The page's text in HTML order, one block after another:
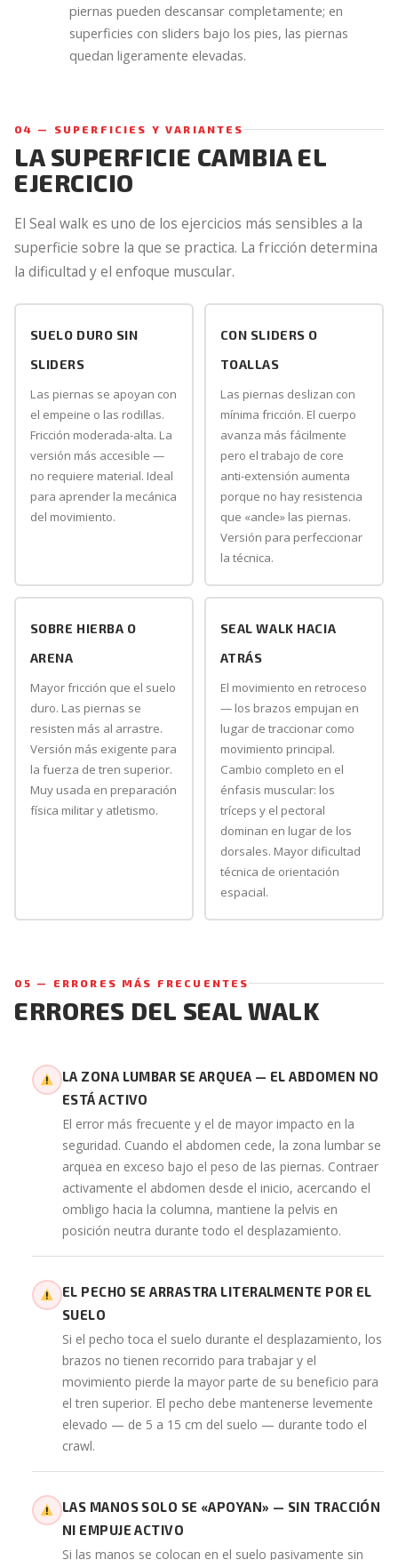
piernas pueden descansar completamente; en
superficies con sliders bajo los pies, las piernas
quedan ligeramente elevadas.
04 — SUPERFICIES Y VARIANTES
LA SUPERFICIE CAMBIA EL
EJERCICIO
El Seal walk es uno de los ejercicios más sensibles a la
superficie sobre la que se practica. La fricción determina
la dificultad y el enfoque muscular.
SUELO DURO SIN
SLIDERS
Las piernas se apoyan con
el empeine o las rodillas.
Fricción moderada-alta. La
versión más accesible —
no requiere material. Ideal
para aprender la mecánica
del movimiento.
CON SLIDERS O
TOALLAS
Las piernas deslizan con
mínima fricción. El cuerpo
avanza más fácilmente
pero el trabajo de core
anti-extensión aumenta
porque no hay resistencia
que «ancle» las piernas.
Versión para perfeccionar
la técnica.
SOBRE HIERBA O
ARENA
Mayor fricción que el suelo
duro. Las piernas se
resisten más al arrastre.
Versión más exigente para
la fuerza de tren superior.
Muy usada en preparación
física militar y atletismo.
SEAL WALK HACIA
ATRÁS
El movimiento en retroceso
— los brazos empujan en
lugar de traccionar como
movimiento principal.
Cambio completo en el
énfasis muscular: los
tríceps y el pectoral
dominan en lugar de los
dorsales. Mayor dificultad
técnica de orientación
espacial.
05 — ERRORES MÁS FRECUENTES
ERRORES DEL SEAL WALK
LA ZONA LUMBAR SE ARQUEA — EL ABDOMEN NO
ESTÁ ACTIVO
El error más frecuente y el de mayor impacto en la
seguridad. Cuando el abdomen cede, la zona lumbar se
arquea en exceso bajo el peso de las piernas. Contraer
activamente el abdomen desde el inicio, acercando el
ombligo hacia la columna, mantiene la pelvis en
posición neutra durante todo el desplazamiento.
EL PECHO SE ARRASTRA LITERALMENTE POR EL
SUELO
Si el pecho toca el suelo durante el desplazamiento, los
brazos no tienen recorrido para trabajar y el
movimiento pierde la mayor parte de su beneficio para
el tren superior. El pecho debe mantenerse levemente
elevado — de 5 a 15 cm del suelo — durante todo el
crawl.
LAS MANOS SOLO SE «APOYAN» — SIN TRACCIÓN
NI EMPUJE ACTIVO
Si las manos se colocan en el suelo pasivamente sin